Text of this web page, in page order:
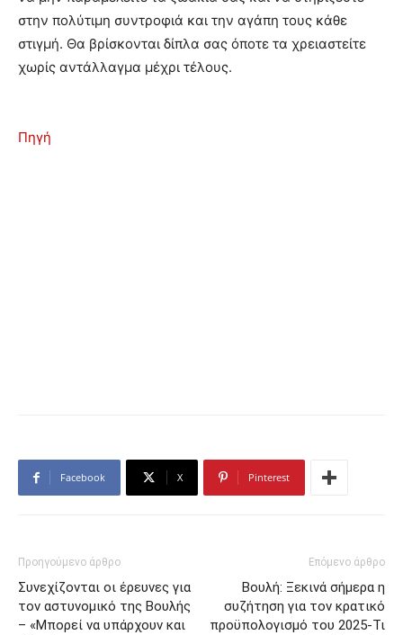
στην πολύτιμη συντροφιά και την αγάπη τους κάθε
στιγμή. Θα βρίσκονται δίπλα σας όποτε τα χρειαστείτε
χωρίς αντάλλαγμα μέχρι τέλους.
Πηγή
Facebook X Pinterest
Προηγούμενο άρθρο
Συνεχίζονται οι έρευνες για
τον αστυνομικό της Βουλής
– «Μπορεί να υπάρχουν και
Επόμενο άρθρο
Βουλή: Ξεκινά σήμερα η
συζήτηση για τον κρατικό
προϋπολογισμό του 2025-Τι